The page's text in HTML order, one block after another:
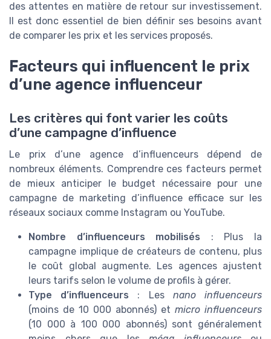
des attentes en matière de retour sur investissement.
Il est donc essentiel de bien définir ses besoins avant
de comparer les prix et les services proposés.
Facteurs qui influencent le prix
d’une agence influenceur
Les critères qui font varier les coûts
d’une campagne d’influence
Le prix d’une agence d’influenceurs dépend de
nombreux éléments. Comprendre ces facteurs permet
de mieux anticiper le budget nécessaire pour une
campagne de marketing d’influence efficace sur les
réseaux sociaux comme Instagram ou YouTube.
Nombre d’influenceurs mobilisés : Plus la
campagne implique de créateurs de contenu, plus
le coût global augmente. Les agences ajustent
leurs tarifs selon le volume de profils à gérer.
Type d’influenceurs : Les nano influenceurs
(moins de 10 000 abonnés) et micro influenceurs
(10 000 à 100 000 abonnés) sont généralement